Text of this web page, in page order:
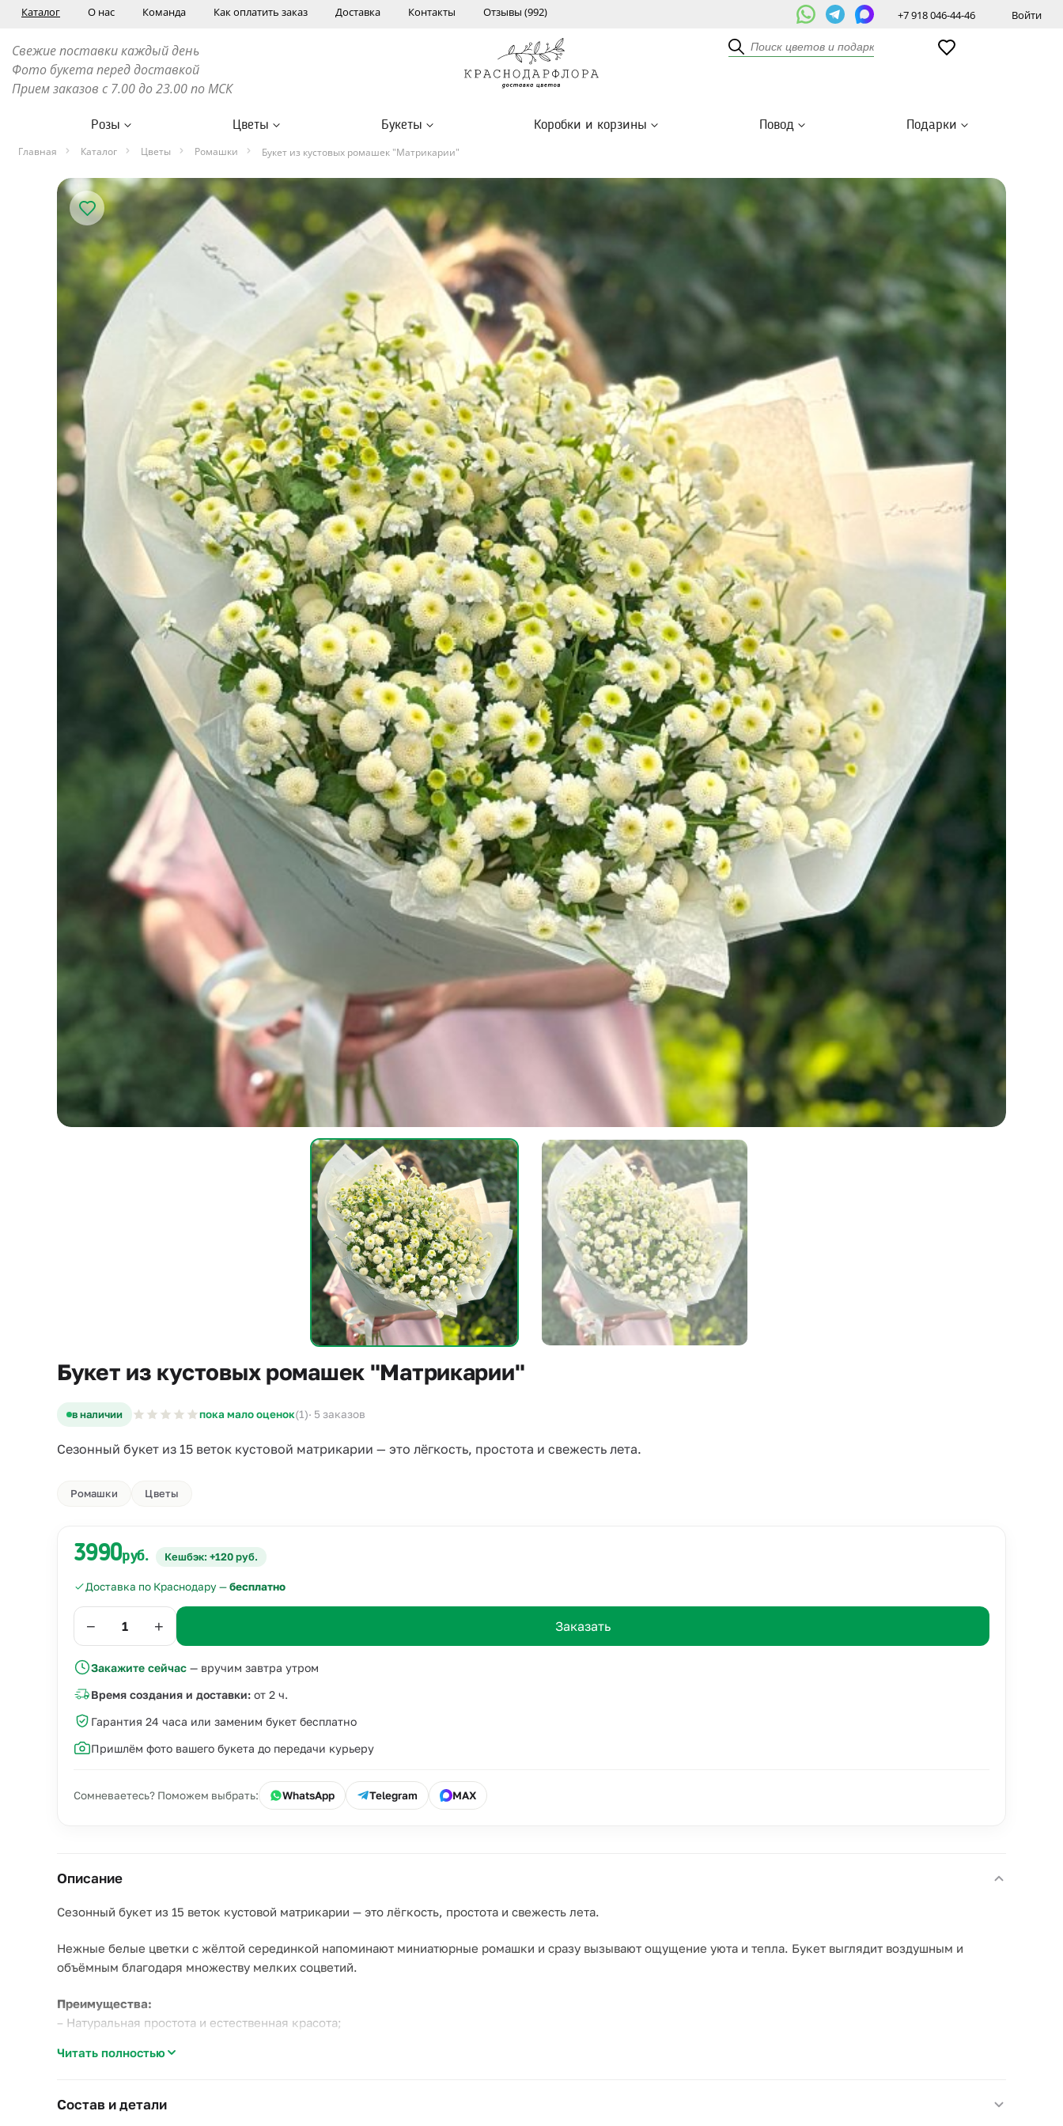
Каталог О нас Команда Как оплатить заказ Доставка Контакты Отзывы (992) +7 918 046-44-46 Войти
Свежие поставки каждый день
Фото букета перед доставкой
Прием заказов с 7.00 до 23.00 по МСК
Розы Цветы Букеты Коробки и корзины Повод Подарки
Главная Каталог Цветы Ромашки Букет из кустовых ромашек "Матрикарии"
Букет из кустовых ромашек "Матрикарии"
в наличии пока мало оценок(1)· 5 заказов
Сезонный букет из 15 веток кустовой матрикарии — это лёгкость, простота и свежесть лета.
Ромашки Цветы
3990руб. Кешбэк: +120 руб.
Доставка по Краснодару —бесплатно
− + Заказать
Закажите сейчас — вручим завтра утром
Время создания и доставки: от 2 ч.
Гарантия 24 часа или заменим букет бесплатно
Пришлём фото вашего букета до передачи курьеру
Сомневаетесь? Поможем выбрать: WhatsApp Telegram MAX
Описание
Сезонный букет из 15 веток кустовой матрикарии — это лёгкость, простота и свежесть лета.
Нежные белые цветки с жёлтой серединкой напоминают миниатюрные ромашки и сразу вызывают ощущение уюта и тепла. Букет выглядит воздушным и
объёмным благодаря множеству мелких соцветий.
Преимущества:
– Натуральная простота и естественная красота;
– Отличное соотношение цены и эффектности.
Особенности:
– Имеет лёгкий травянистый аромат;
Читать полностью
Состав и детали